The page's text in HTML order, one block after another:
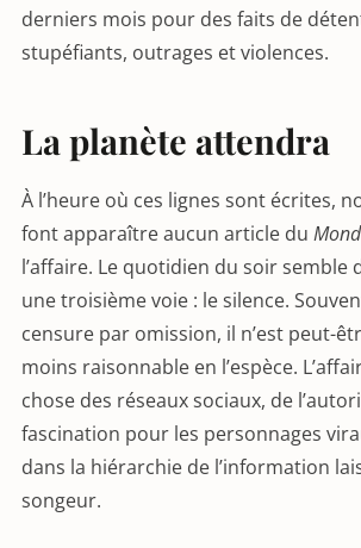
derniers mois pour des faits de
stupéfiants, outrages et violences.
La planète attendra
À l’heure où ces lignes sont écrites,
font apparaître aucun article du
l’affaire. Le quotidien du soir semble
une troisième voie : le silence.
censure par omission, il n’est peut-
moins raisonnable en l’espèce.
chose des réseaux sociaux, de
fascination pour les personnages
dans la hiérarchie de l’information
songeur.